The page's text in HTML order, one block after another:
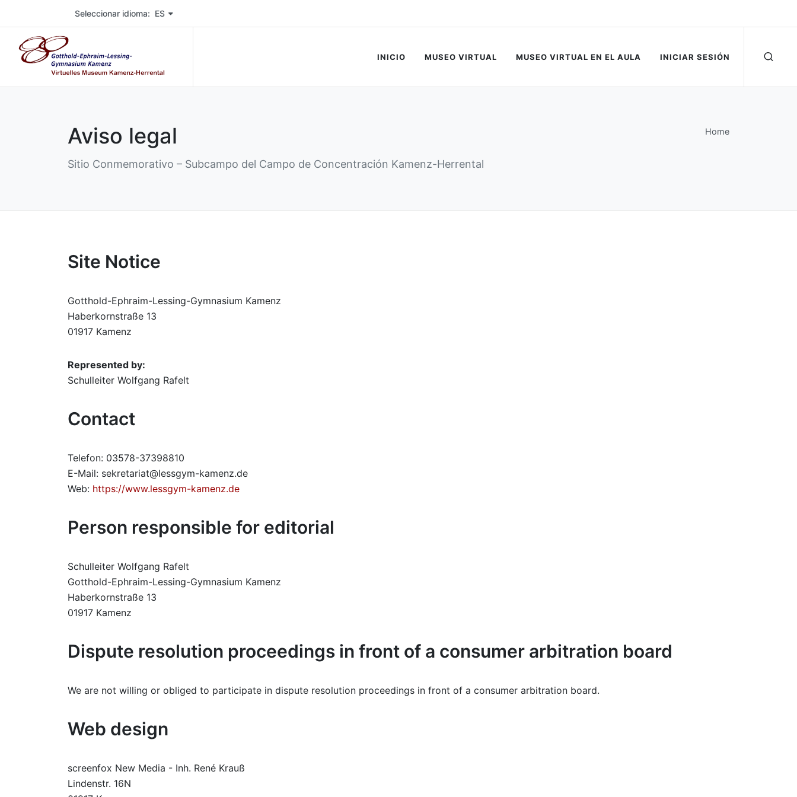
Seleccionar idioma: ES
INICIO MUSEO VIRTUAL MUSEO VIRTUAL EN EL AULA INICIAR SESIÓN
Aviso legal
Sitio Conmemorativo – Subcampo del Campo de Concentración Kamenz-Herrental
Home
Site Notice
Gotthold-Ephraim-Lessing-Gymnasium Kamenz
Haberkornstraße 13
01917 Kamenz
Represented by:
Schulleiter Wolfgang Rafelt
Contact
Telefon: 03578-37398810
E-Mail: sekretariat@lessgym-kamenz.de
Web: https://www.lessgym-kamenz.de
Person responsible for editorial
Schulleiter Wolfgang Rafelt
Gotthold-Ephraim-Lessing-Gymnasium Kamenz
Haberkornstraße 13
01917 Kamenz
Dispute resolution proceedings in front of a consumer arbitration board
We are not willing or obliged to participate in dispute resolution proceedings in front of a consumer arbitration board.
Web design
screenfox New Media - Inh. René Krauß
Lindenstr. 16N